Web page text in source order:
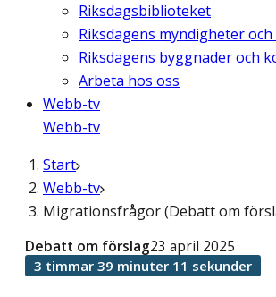
Riksdagsbiblioteket
Riksdagens myndigheter
Riksdagens byggnader och
Arbeta hos oss
Webb-tv
Webb-tv
Start
Webb-tv
Migrationsfrågor (Debatt om
Debatt om förslag23 april 2025
3 timmar 39 minuter 11 sekunder